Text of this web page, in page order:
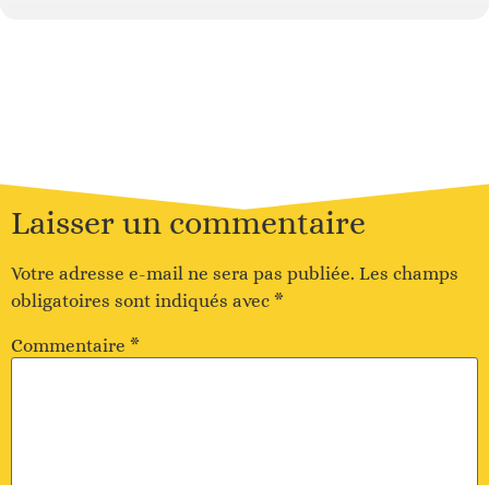
Laisser un commentaire
Votre adresse e-mail ne sera pas publiée. Les champs
obligatoires sont indiqués avec *
Commentaire *